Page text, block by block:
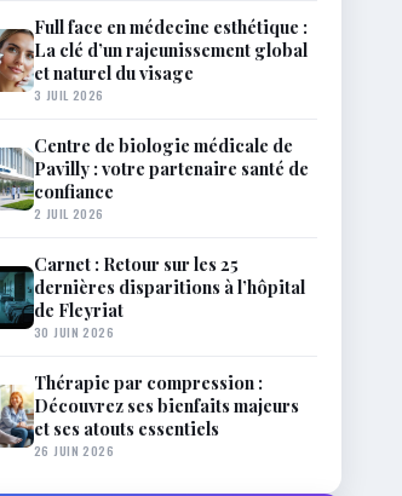
Full face en médecine esthétique :
La clé d’un rajeunissement global
et naturel du visage
3 JUIL 2026
Centre de biologie médicale de
Pavilly : votre partenaire santé de
confiance
2 JUIL 2026
Carnet : Retour sur les 25
dernières disparitions à l’hôpital
de Fleyriat
30 JUIN 2026
Thérapie par compression :
Découvrez ses bienfaits majeurs
et ses atouts essentiels
26 JUIN 2026